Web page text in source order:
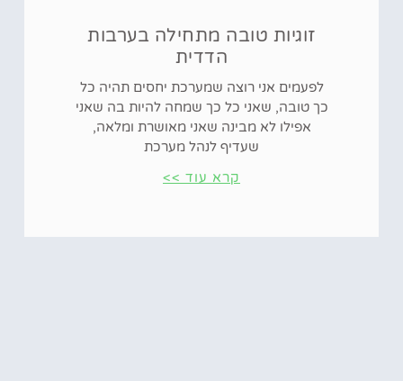
זוגיות טובה מתחילה בערבות
הדדית
לפעמים אני רוצה שמערכת יחסים תהיה כל
כך טובה, שאני כל כך שמחה להיות בה שאני
אפילו לא מבינה שאני מאושרת ומלאה,
שעדיף לנהל מערכת
קרא עוד >>